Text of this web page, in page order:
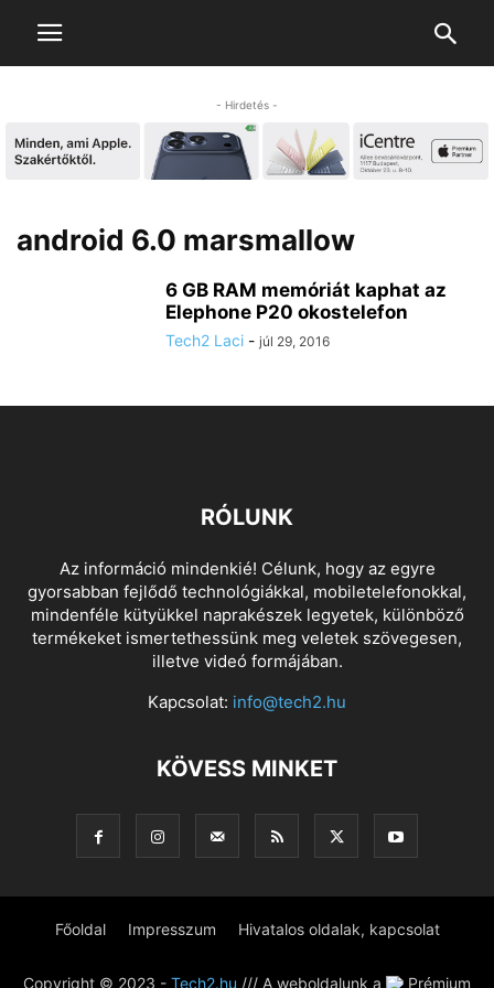
- Hirdetés -
android 6.0 marsmallow
6 GB RAM memóriát kaphat az
Elephone P20 okostelefon
Tech2 Laci - júl 29, 2016
RÓLUNK
Az információ mindenkié! Célunk, hogy az egyre
gyorsabban fejlődő technológiákkal, mobiletelefonokkal,
mindenféle kütyükkel naprakészek legyetek, különböző
termékeket ismertethessünk meg veletek szövegesen,
illetve videó formájában.
Kapcsolat: info@tech2.hu
KÖVESS MINKET
Főoldal Impresszum Hivatalos oldalak, kapcsolat
Copyright © 2023 - Tech2.hu /// A weboldalunk a Prémium